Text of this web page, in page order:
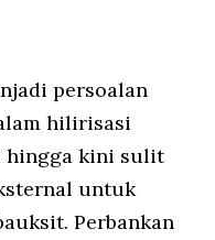
persoalan
hilirisasi
hingga kini sulit
untuk
Perbankan